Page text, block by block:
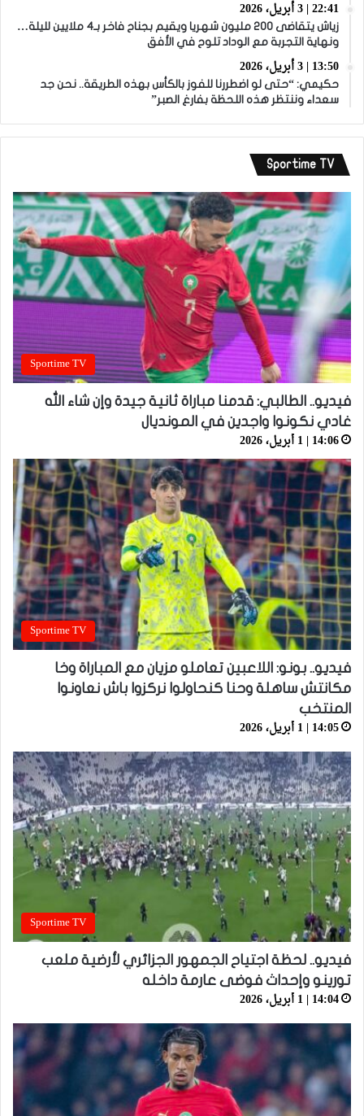
22:41 | 3 أبريل، 2026
زياش يتقاضى 200 مليون شهريا ويقيم بجناح فاخر بـ4 ملايين لليلة…
ونهاية التجربة مع الوداد تلوح في الأفق
13:50 | 3 أبريل، 2026
حكيمي: “حتى لو اضطررنا للفوز بالكأس بهذه الطريقة.. نحن جد
سعداء وننتظر هذه اللحظة بفارغ الصبر”
Sportime TV
Sportime TV
فيديو.. الطالبي: قدمنا مباراة ثانية جيدة وإن شاء الله
غادي نكونوا واجدين في المونديال
14:06 | 1 أبريل، 2026
Sportime TV
فيديو.. بونو: اللاعبين تعاملو مزيان مع المباراة وخا
مكانتش ساهلة وحنا كنحاولوا نركزوا باش نعاونوا
المنتخب
14:05 | 1 أبريل، 2026
Sportime TV
فيديو.. لحظة اجتياح الجمهور الجزائري لأرضية ملعب
تورينو وإحداث فوضى عارمة داخله
14:04 | 1 أبريل، 2026